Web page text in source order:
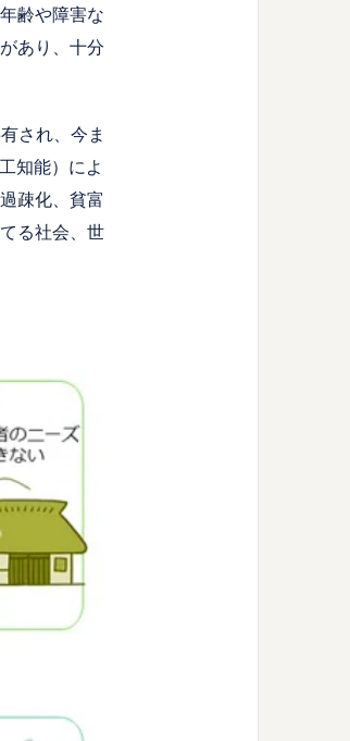
齢や障害な
あり、十分
され、今ま
知能）によ
疎化、貧富
る社会、世